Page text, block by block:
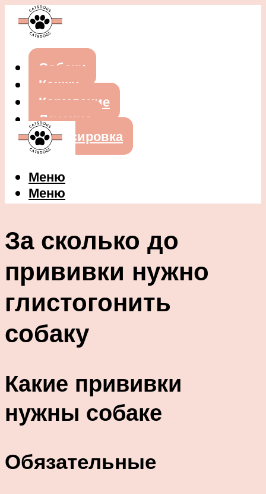
Собаки
Кошки
Кормление
Лечение
Дрессировка
Меню
Меню
За сколько до
прививки нужно
глистогонить
собаку
Какие прививки
нужны собаке
Обязательные